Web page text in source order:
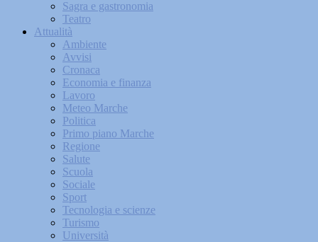
Sagra e gastronomia
Teatro
Attualità
Ambiente
Avvisi
Cronaca
Economia e finanza
Lavoro
Meteo Marche
Politica
Primo piano Marche
Regione
Salute
Scuola
Sociale
Sport
Tecnologia e scienze
Turismo
Università